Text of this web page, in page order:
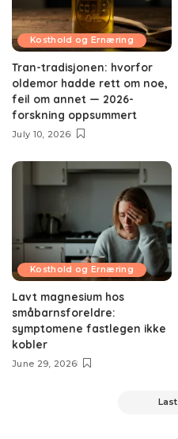
Kosthold og Ernæring
Tran-tradisjonen: hvorfor
oldemor hadde rett om noe,
feil om annet — 2026-
forskning oppsummert
July 10, 2026
Kosthold og Ernæring
Lavt magnesium hos
småbarnsforeldre:
symptomene fastlegen ikke
kobler
June 29, 2026